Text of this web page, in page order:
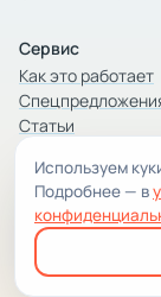
Сервис
Как это работает
Статьи
Компания
Компания и
Условия
Используем
Подробнее — в